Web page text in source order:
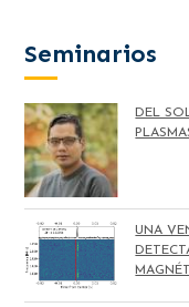
Seminarios
DEL
UNA